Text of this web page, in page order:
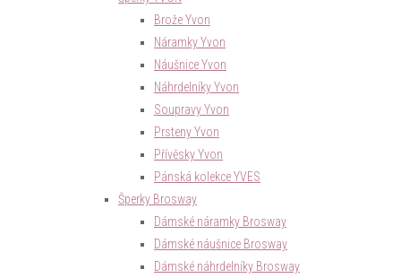
Brože Yvon
Náramky Yvon
Náušnice Yvon
Náhrdelníky Yvon
Soupravy Yvon
Prsteny Yvon
Přívěsky Yvon
Pánská kolekce YVES
Šperky Brosway
Dámské náramky Brosway
Dámské náušnice Brosway
Dámské náhrdelníky Brosway